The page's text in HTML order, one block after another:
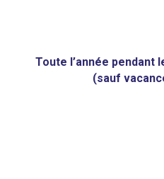
Toute l’année pendant
(sauf